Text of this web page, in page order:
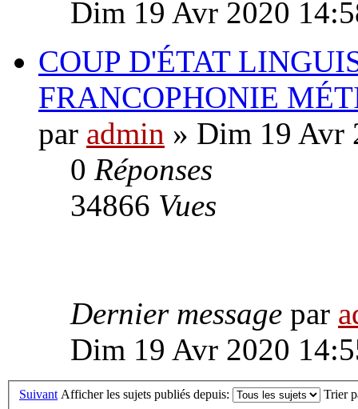
Dim 19 Avr 2020
COUP D'ÉTAT
FRANCOPHONIE
par admin » Dim 19 Avr
0 Réponses
34866 Vues
Dernier message par
Dim 19 Avr 2020
Suivant Afficher les sujets publiés depuis: Trier